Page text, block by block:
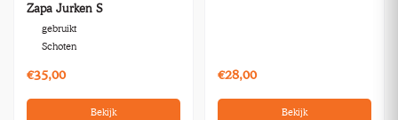
Zapa Jurken S
gebruikt
Schoten
€35,00
Bekijk
€28,00
Bekijk